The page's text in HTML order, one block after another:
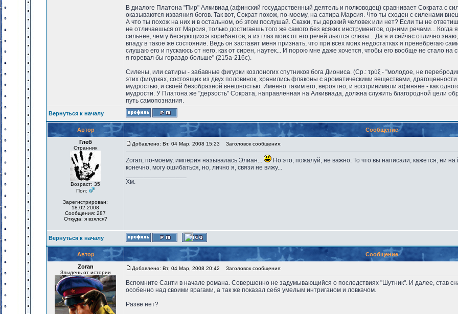
В диалоге Платона "Пир" Алкивиад (афинский государственный деятель и полководец) сравнивает Сократа с
оказываются изваяния богов. Так вот, Сократ похож, по-моему, на сатира Марсия. Что ты сходен с силенами
А что ты похож на них и в остальном, об этом послушай. Скажи, ты дерзкий человек или нет? Если ты не
не отличаешься от Марсия, только достигаешь того же самого без всяких инструментов, одними речами...
сильнее, чем у беснующихся корибантов, а из глаз моих от его речей льются слезы... Да я и сейчас отлично
впаду в такое же состояние. Ведь он заставит меня признать, что при всех моих недостатках я пренебрегаю
слушаю его и пускаюсь от него, как от сирен, наутек... И порою мне даже хочется, чтобы его вообще не стало на
я горевал бы гораздо больше" (215a-216c).
Силены, или сатиры - забавные фигурки козлоногих спутников бога Диониса. (Ср.: τρύξ - "молодое, не
этих фигурках, состоящих из двух половинок, хранились флаконы с ароматическими веществами,
мудростью, и своей безобразной внешностью. Именно таким его, вероятно, и воспринимали афиняне - как
мудрости. У Платона же "дерзость" Сократа, направленная на Алкивиада, должна служить благородной цели
путь самопознания.
Вернуться к началу
Автор
Сообщение
Глеб
Странник
Возраст: 35
Пол:
Зарегистрирован:
18.02.2008
Сообщения: 287
Откуда: я взялся?
Добавлено: Вт, 04 Мар, 2008 15:23 Заголовок сообщения:
Zoran, по-моему, империя называлась Элиан...
Но это, пожалуй, не важно. То что вы написали, кажется, ни
конечно, могу ошибаться, но, лично я, связи не вижу...
Хм.
Вернуться к началу
Автор
Сообщение
Zoran
Злыдень от истории
Добавлено: Вт, 04 Мар, 2008 20:42 Заголовок сообщения:
Вспомните Санти в начале романа. Совершенно не задумывающийся о последствиях "Шутник". И далее, став
особенно над своими врагами, а так же показал себя умелым интриганом и ловкачом.
Разве нет?